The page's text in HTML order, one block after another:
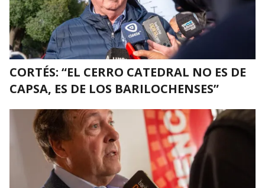
CORTÉS: “EL CERRO CATEDRAL NO ES DE
CAPSA, ES DE LOS BARILOCHENSES”